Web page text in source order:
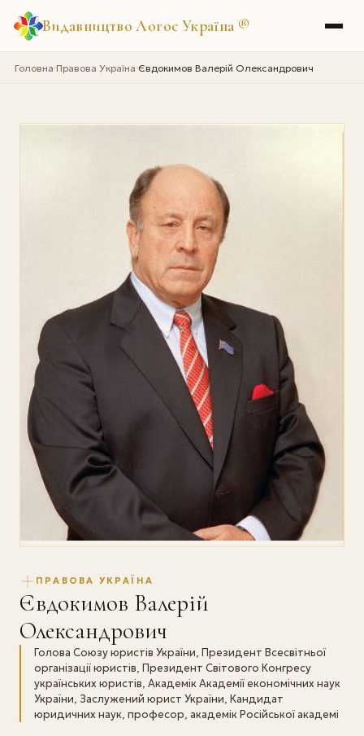
Видавництво Логос Україна ®
Головна›Правова Україна›Євдокимов Валерій Олександрович
ПРАВОВА УКРАЇНА
Євдокимов Валерій
Олександрович
Голова Союзу юристів України, Президент Всесвітньої
організації юристів, Президент Світового Конгресу
українських юристів, Академік Академії економічних наук
України, Заслужений юрист України, Кандидат
юридичних наук, професор, академік Російської академі